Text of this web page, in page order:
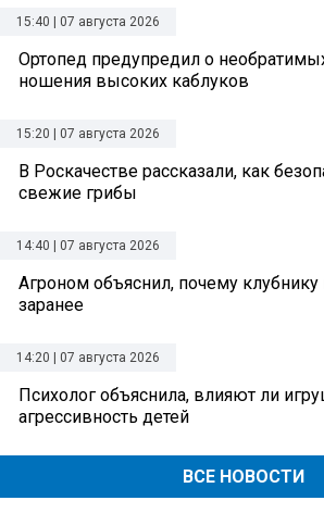
15:40 | 07 августа 2026
Ортопед предупредил о
ношения высоких каблуков
15:20 | 07 августа 2026
В Роскачестве рассказали, как
свежие грибы
14:40 | 07 августа 2026
Агроном объяснил, почему
заранее
14:20 | 07 августа 2026
Психолог объяснила, влияют ли
агрессивность детей
ВСЕ НОВОСТИ